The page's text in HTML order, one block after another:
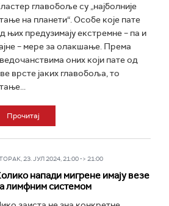
главобоље су „најболније
на планети“. Особе које пате
њих предузимају екстремне – па и
– мере за олакшање. Према
оних који пате од
врсте јаких главобоља, то
Прочитај
23. ЈУЛ 2024, 21:00 -> 21:00
напади мигрене имају везе
лимфним системом